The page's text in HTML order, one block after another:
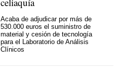
Acaba de adjudicar por más de
530.000 euros el suministro de
material y cesión de tecnología
para el Laboratorio de Análisis
Clínicos